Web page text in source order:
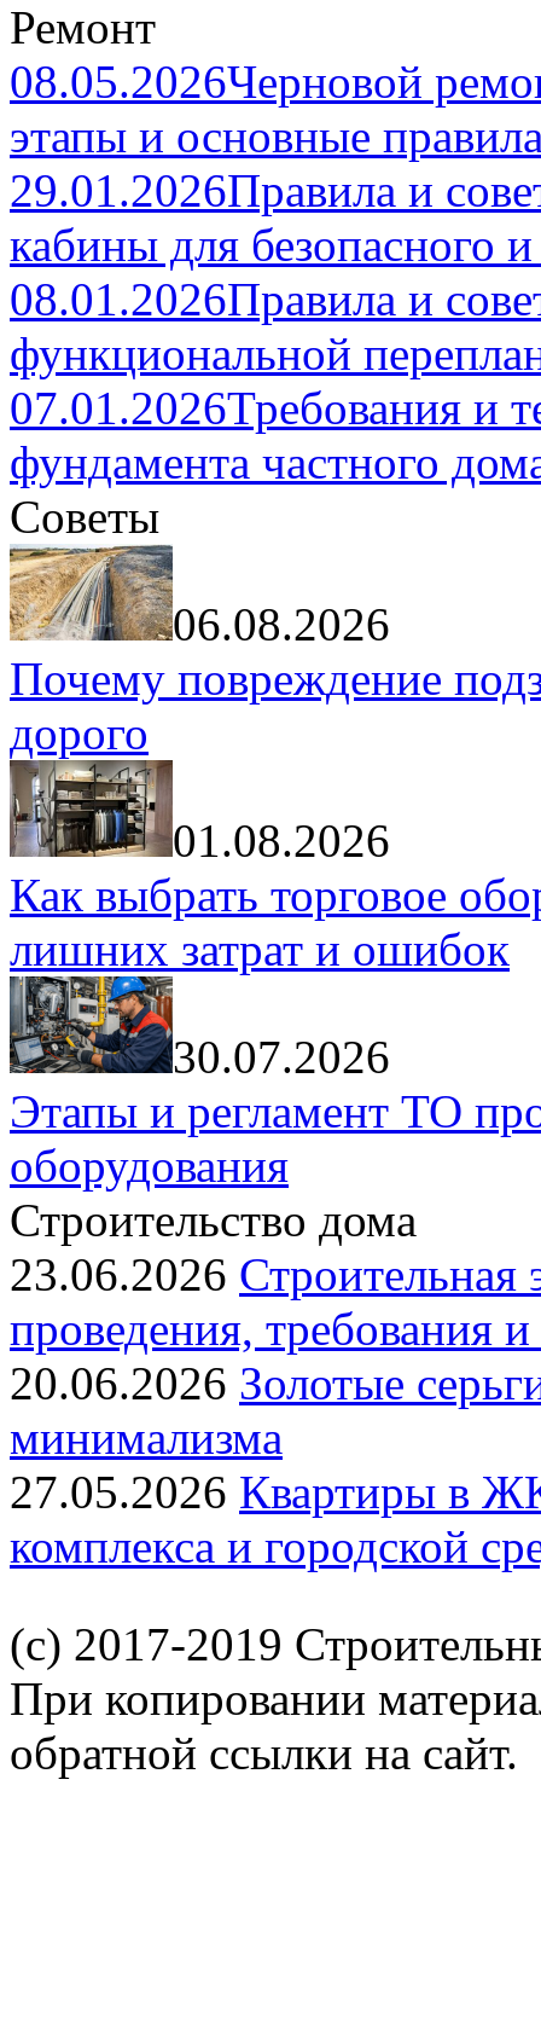
Ремонт
08.05.2026Черновой
этапы и основные
29.01.2026Правила и
кабины для безопасного
08.01.2026Правила и
функциональной
07.01.2026Требования и
фундамента частного
Советы
06.08.2026
Почему повреждение
дорого
01.08.2026
Как выбрать торговое
лишних затрат и ошибок
30.07.2026
Этапы и регламент ТО
оборудования
Строительство дома
23.06.2026 Строительная
проведения, требования
20.06.2026 Золотые
минимализма
27.05.2026 Квартиры в
комплекса и городской
(c) 2017-2019
При копировании
обратной ссылки на сайт.